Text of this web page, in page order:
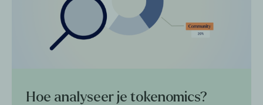
Hoe analyseer je tokenomics?